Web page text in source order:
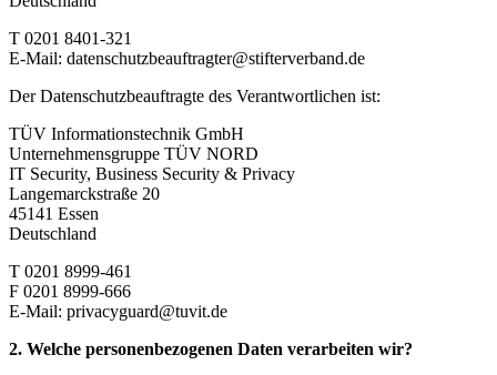
T 0201 8401-321
E-Mail: datenschutzbeauftragter@stifterverband.de
Der Datenschutzbeauftragte des Verantwortlichen ist:
TÜV Informationstechnik GmbH
Unternehmensgruppe TÜV NORD
IT Security, Business Security & Privacy
Langemarckstraße 20
45141 Essen
Deutschland
T 0201 8999-461
F 0201 8999-666
E-Mail: privacyguard@tuvit.de
2. Welche personenbezogenen Daten verarbeiten wir?